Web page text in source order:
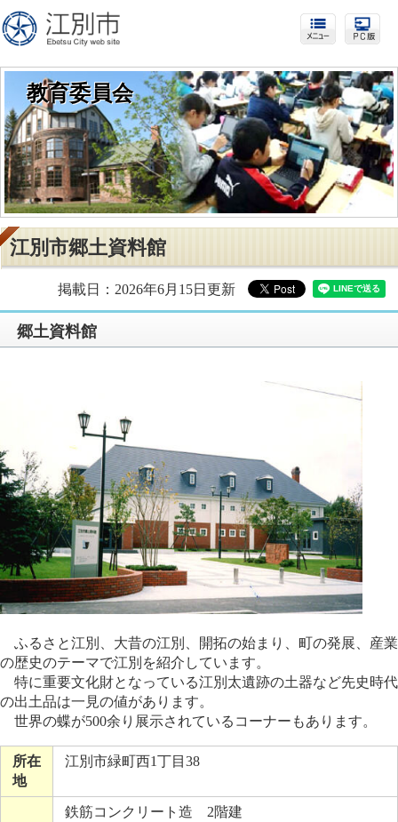
教育委員会
江別市郷土資料館
掲載日：2026年6月15日更新
郷土資料館
ふるさと江別、大昔の江別、開拓の始まり、町の発展、産業
の歴史のテーマで江別を紹介しています。
特に重要文化財となっている江別太遺跡の土器など先史時代
の出土品は一見の値があります。
世界の蝶が500余り展示されているコーナーもあります。
所在
地
江別市緑町西1丁目38
鉄筋コンクリート造 2階建